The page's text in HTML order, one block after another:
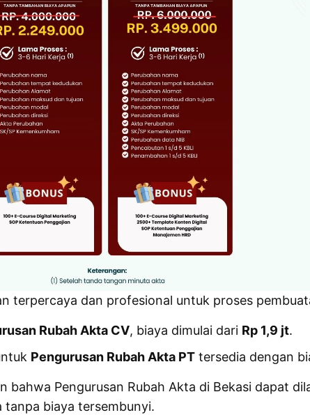
terpercaya dan profesional untuk proses
Rubah Akta CV, biaya dimulai dari Rp 1,9 jt.
Pengurusan Rubah Akta PTtersedia dengan
bahwa Pengurusan Rubah Akta di Bekasi dapat
biaya tersembunyi.